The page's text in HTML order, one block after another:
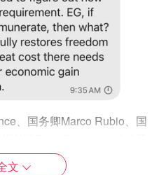
、国务卿Marco Rubio、国
文